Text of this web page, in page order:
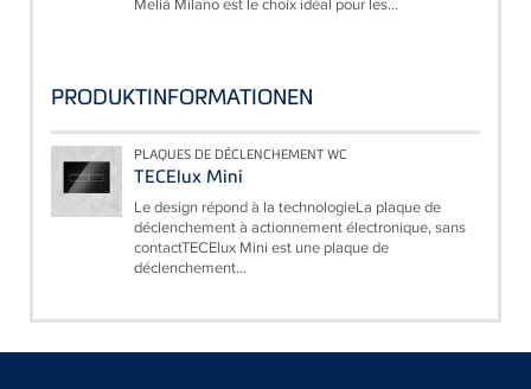
PRODUKTINFORMATIONEN
PLAQUES DE DÉCLENCHEMENT WC
TECElux Mini
Le design répond à la technologieLa plaque de
déclenchement à actionnement électronique, sans
contactTECElux Mini est une plaque de
déclenchement...